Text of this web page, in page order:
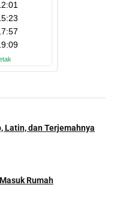
Latin, dan Terjemahnya
Rumah